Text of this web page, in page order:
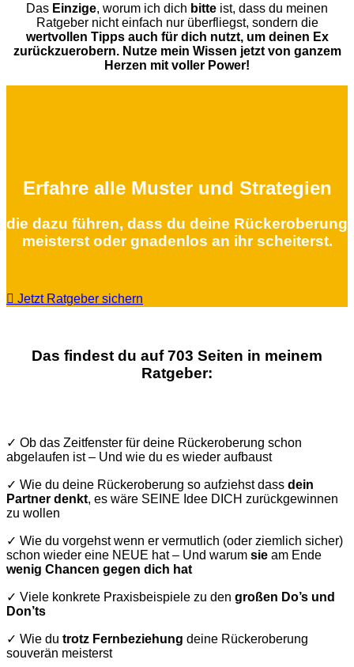
Das Einzige, worum ich dich bitte ist, dass du meinen
Ratgeber nicht einfach nur überfliegst, sondern die
wertvollen Tipps auch für dich nutzt, um deinen Ex
zurückzuerobern. Nutze mein Wissen jetzt von ganzem
Herzen mit voller Power!
Erfahre alle Muster und Strategien
die dazu führen, dass du deine Rückeroberung
meisterst oder gnadenlos an ihr scheiterst.
Jetzt Ratgeber sichern
Das findest du auf 703 Seiten in meinem
Ratgeber:
✓ Ob das Zeitfenster für deine Rückeroberung schon
abgelaufen ist – Und wie du es wieder aufbaust
✓ Wie du deine Rückeroberung so aufziehst dass dein
Partner denkt, es wäre SEINE Idee DICH zurückgewinnen
zu wollen
✓ Wie du vorgehst wenn er vermutlich (oder ziemlich sicher)
schon wieder eine NEUE hat – Und warum sie am Ende
wenig Chancen gegen dich hat
✓ Viele konkrete Praxisbeispiele zu den großen Do’s und
Don’ts
✓ Wie du trotz Fernbeziehung deine Rückeroberung
souverän meisterst